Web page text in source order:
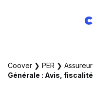
Coover ❯ PER ❯ Assureur
Générale : Avis,